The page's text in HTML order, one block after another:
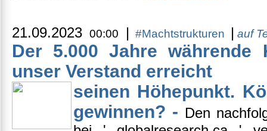
21.09.2023 00:00 | #Machtstrukturen | auf
Der 5.000 Jahre
unser Verstand erreicht
seinen Höhepunkt.
gewinnen? - Den